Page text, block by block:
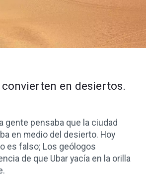
en desiertos.
gente pensaba que la ciudad
en medio del desierto. Hoy
es falso; Los geólogos
de que Ubar yacía en la orilla